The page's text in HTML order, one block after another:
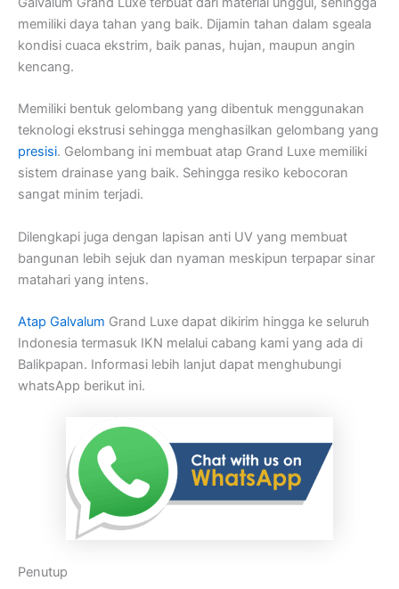
memiliki daya tahan yang baik. Dijamin tahan dalam sgeala
kondisi cuaca ekstrim, baik panas, hujan, maupun angin
kencang.
Memiliki bentuk gelombang yang dibentuk menggunakan
teknologi ekstrusi sehingga menghasilkan gelombang yang
presisi. Gelombang ini membuat atap Grand Luxe memiliki
sistem drainase yang baik. Sehingga resiko kebocoran
sangat minim terjadi.
Dilengkapi juga dengan lapisan anti UV yang membuat
bangunan lebih sejuk dan nyaman meskipun terpapar sinar
matahari yang intens.
Atap Galvalum Grand Luxe dapat dikirim hingga ke seluruh
Indonesia termasuk IKN melalui cabang kami yang ada di
Balikpapan. Informasi lebih lanjut dapat menghubungi
whatsApp berikut ini.
Penutup